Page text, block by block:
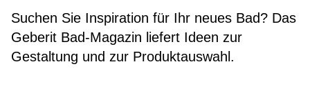
Suchen Sie Inspiration für Ihr neues Bad? Das
Geberit Bad-Magazin liefert Ideen zur
Gestaltung und zur Produktauswahl.